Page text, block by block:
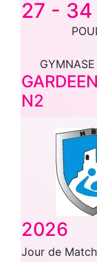
27 - 34
N2
2026
Jour de